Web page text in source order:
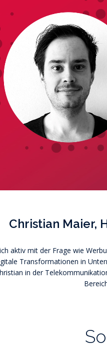
Christian Maier,
aktiv mit der Frage wie
Transformationen in
in der